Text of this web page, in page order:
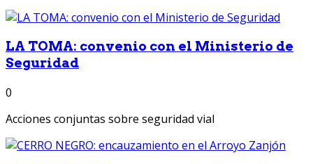
LA TOMA: convenio con el Ministerio de
Seguridad
0
Acciones conjuntas sobre seguridad vial